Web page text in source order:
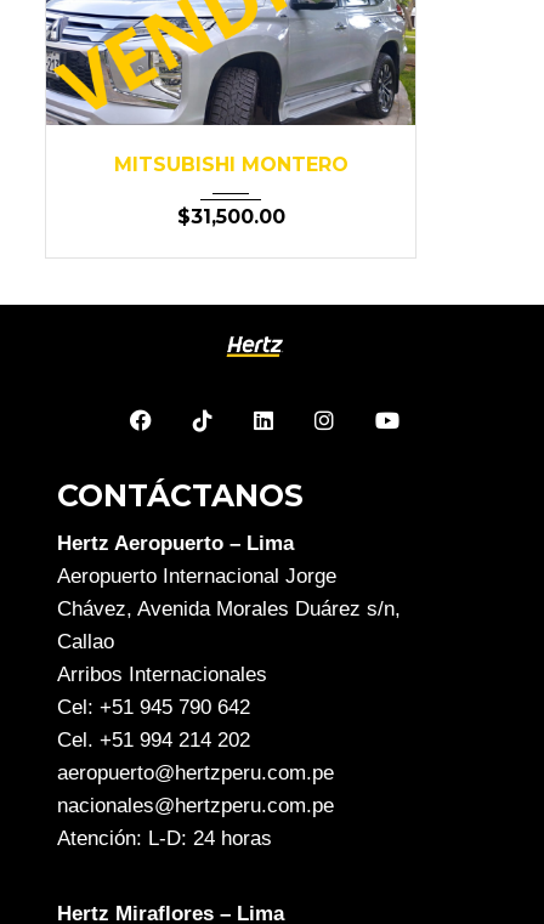
MITSUBISHI MONTERO
$31,500.00
CONTÁCTANOS
Hertz Aeropuerto – Lima
Aeropuerto Internacional Jorge
Chávez, Avenida Morales Duárez s/n,
Callao
Arribos Internacionales
Cel: +51 945 790 642
Cel. +51 994 214 202
aeropuerto@hertzperu.com.pe
nacionales@hertzperu.com.pe
Atención: L-D: 24 horas
Hertz Miraflores – Lima